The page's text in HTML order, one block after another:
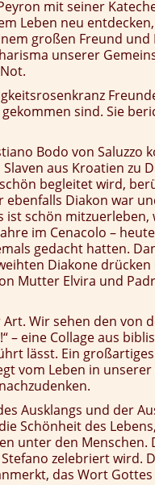
mit seiner
Leben neu
großen Freund
unserer
sind. Sie
Bodo von Saluzzo
aus Kroatien zu
begleitet wird,
Diakon war
schön mitzuerleben,
im Cenacolo –
gedacht hatten.
Diakone
Mutter Elvira und
Wir sehen den von
– eine Collage aus
lässt. Ein
vom Leben in
Ausklangs und der
Schönheit des
unter den Menschen.
zelebriert wird.
das Wort